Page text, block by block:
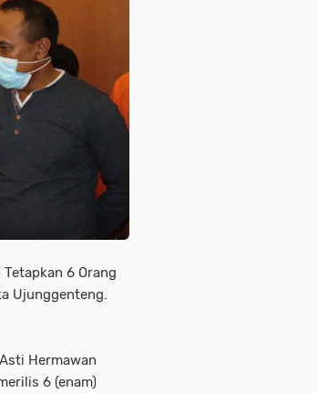
6 Orang
Ujunggenteng.
Hermawan
6 (enam)